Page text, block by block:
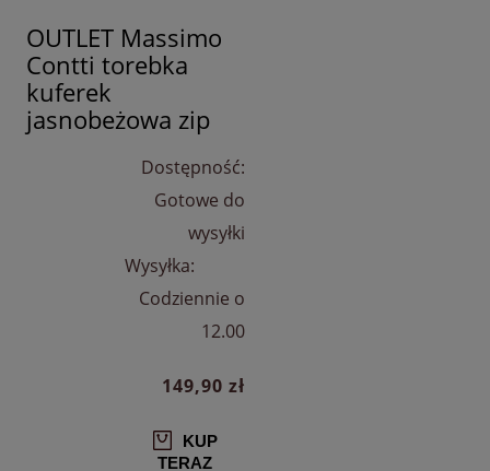
OUTLET Massimo
Contti torebka
kuferek
jasnobeżowa zip
Dostępność:
Gotowe do
wysyłki
Wysyłka:
Codziennie o
12.00
149,90 zł
KUP
TERAZ